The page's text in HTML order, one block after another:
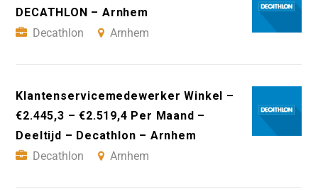
DECATHLON – Arnhem
Decathlon
Arnhem
Klantenservicemedewerker Winkel –
€2.445,3 – €2.519,4 Per Maand –
Deeltijd – Decathlon – Arnhem
Decathlon
Arnhem